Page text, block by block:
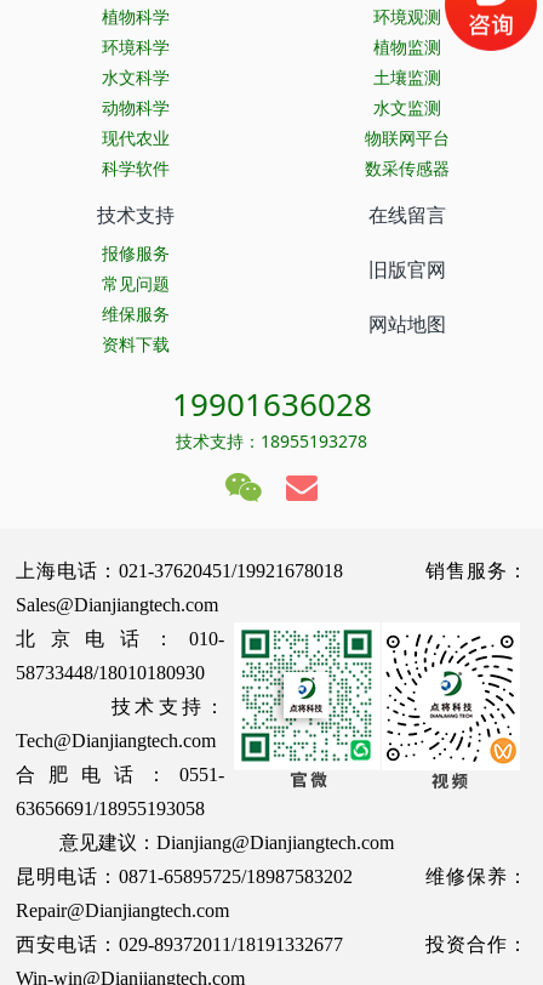
植物科学
环境科学
水文科学
动物科学
现代农业
科学软件
环境观测
植物监测
土壤监测
水文监测
物联网平台
数采传感器
技术支持
报修服务
常见问题
维保服务
资料下载
在线留言
旧版官网
网站地图
19901636028
技术支持：18955193278
上海电话：021-37620451/19921678018 销售服务：
Sales@Dianjiangtech.com
北京电话：010-
58733448/18010180930
技术支持：
Tech@Dianjiangtech.com
合肥电话：0551-
63656691/18955193058
意见建议：Dianjiang@Dianjiangtech.com
昆明电话：0871-65895725/18987583202 维修保养：
Repair@Dianjiangtech.com
西安电话：029-89372011/18191332677 投资合作：
Win-win@Dianjiangtech.com